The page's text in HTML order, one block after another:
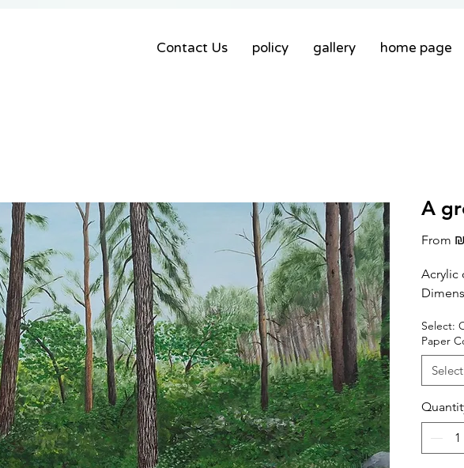
home page
gallery
policy
Contact Us
A
From
Acrylic
Select:
Paper
Select